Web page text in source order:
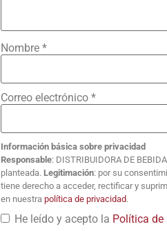
Nombre *
Correo electrónico *
Información básica sobre privacidad
Responsable: DISTRIBUIDORA DE
planteada. Legitimación: por su
tiene derecho a acceder, rectificar y
en nuestra política de privacidad.
He leído y acepto la Política de